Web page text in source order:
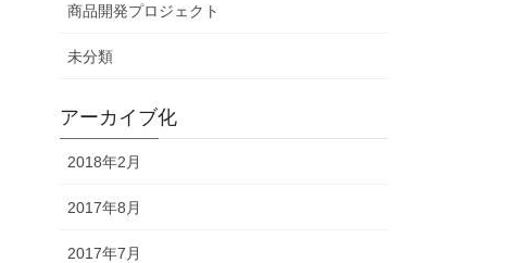
商品開発プロジェクト
未分類
アーカイブ化
2018年2月
2017年8月
2017年7月